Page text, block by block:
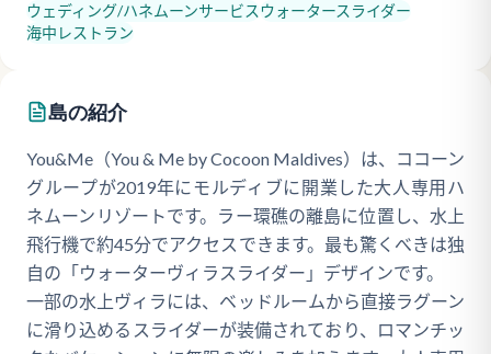
ウェディング/ハネムーンサービスウォータースライダー
海中レストラン
島の紹介
You&Me（You & Me by Cocoon Maldives）は、ココーン
グループが2019年にモルディブに開業した大人専用ハ
ネムーンリゾートです。ラー環礁の離島に位置し、水上
飛行機で約45分でアクセスできます。最も驚くべきは独
自の「ウォーターヴィラスライダー」デザインです。
一部の水上ヴィラには、ベッドルームから直接ラグーン
に滑り込めるスライダーが装備されており、ロマンチッ